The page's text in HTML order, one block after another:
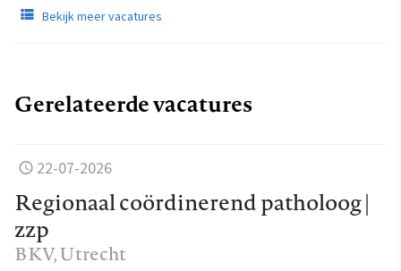
Bekijk meer vacatures
Gerelateerde vacatures
22-07-2026
Regionaal coördinerend patholoog |
zzp
BKV, Utrecht